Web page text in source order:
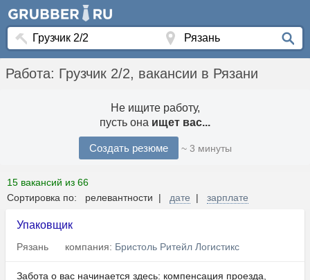
Работа: Грузчик 2/2, вакансии в Рязани
Не ищите работу,
пусть она ищет вас...
Создать резюме ~ 3 минуты
15 вакансий из 66
Сортировка по: релевантности | дате | зарплате
Упаковщик
Рязань компания: Бристоль Ритейл Логистикс
Забота о вас начинается здесь: компенсация проезда,